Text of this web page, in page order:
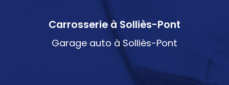
Carrosserie à Solliès-Pont
Garage auto à Solliès-Pont